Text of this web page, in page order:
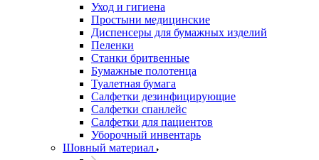
Уход и гигиена
Простыни медицинские
Диспенсеры для бумажных изделий
Пеленки
Станки бритвенные
Бумажные полотенца
Туалетная бумага
Салфетки дезинфицирующие
Салфетки спанлейс
Салфетки для пациентов
Уборочный инвентарь
Шовный материал